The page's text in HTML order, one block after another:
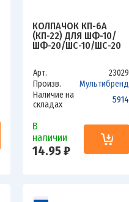
КОЛПАЧОК КП-6А
(КП-22) ДЛЯ ШФ-10/
ШФ-20/ШС-10/ШС-20
Арт.
23029
Произв.
Мультибренд
Наличие на
складах
5914
В
наличии
14.95 ₽